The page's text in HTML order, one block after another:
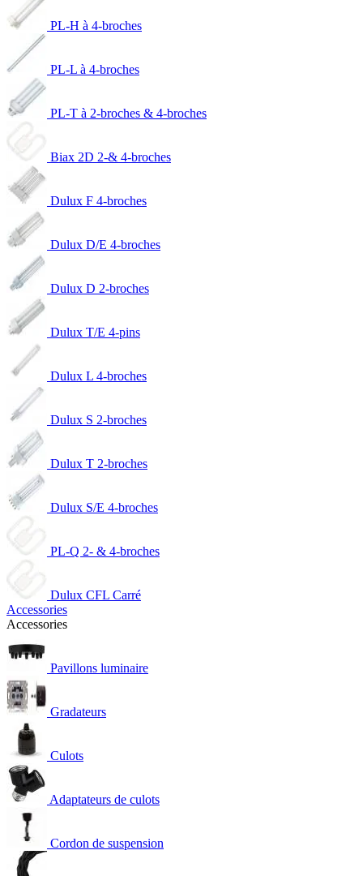
PL-H à 4-broches
PL-L à 4-broches
PL-T à 2-broches & 4-broches
Biax 2D 2-& 4-broches
Dulux F 4-broches
Dulux D/E 4-broches
Dulux D 2-broches
Dulux T/E 4-pins
Dulux L 4-broches
Dulux S 2-broches
Dulux T 2-broches
Dulux S/E 4-broches
PL-Q 2- & 4-broches
Dulux CFL Carré
Accessories
Accessories
Pavillons luminaire
Gradateurs
Culots
Adaptateurs de culots
Cordon de suspension